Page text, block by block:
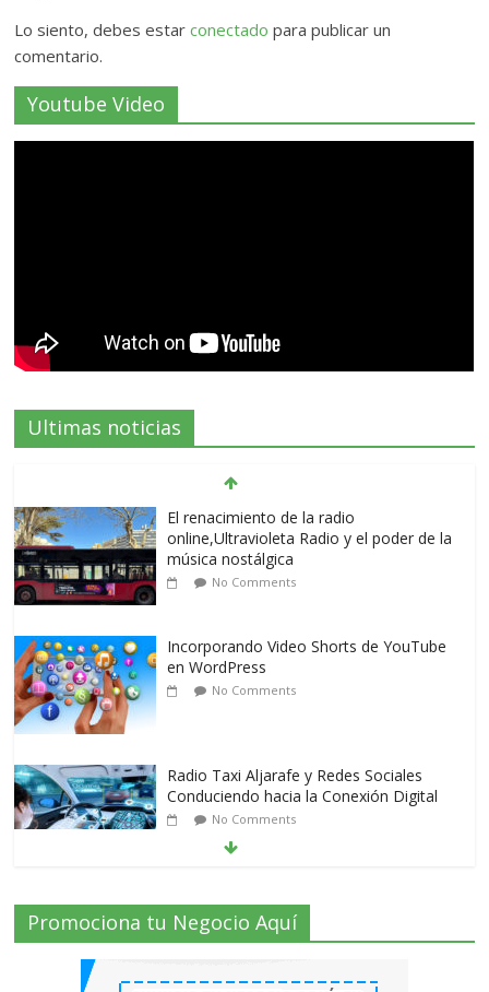
Lo siento, debes estarconectado para publicar un
comentario.
Youtube Video
Ultimas noticias
El renacimiento de la radio
online,Ultravioleta Radio y el poder de la
música nostálgica
No Comments
Incorporando Video Shorts de YouTube
en WordPress
No Comments
Radio Taxi Aljarafe y Redes Sociales
Conduciendo hacia la Conexión Digital
No Comments
Radio Taxi Aljarafe tel 653404040 el
Servicio Esencial de Movilidad en Aljarafe
2 Comments
Promociona tu Negocio Aquí